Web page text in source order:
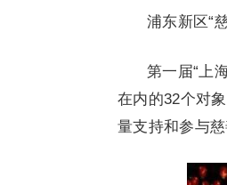
浦东新区“
第一届“上
在内的32个对
量支持和参与